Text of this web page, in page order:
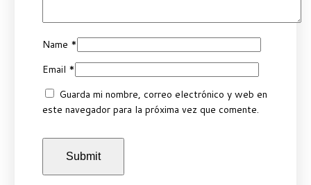
Name *
Email *
Guarda mi nombre, correo electrónico y web en
este navegador para la próxima vez que comente.